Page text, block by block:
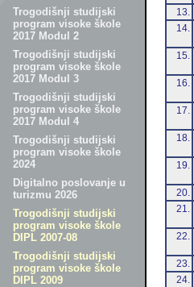
Trogodišnji studijski
program visoke škole
2017 Modul 2
Trogodišnji studijski
program visoke škole
2017 Modul 3
Trogodišnji studijski
program visoke škole
2017 Modul 4
Trogodišnji studijski
program visoke škole
2024
Digitalno poslovanje u
turizmu 2026
Trogodišnji studijski
program visoke škole
DIPL 2007-08
Trogodišnji studijski
program visoke škole
DIPL 2009
13.
14.
15.
16.
17.
18.
19.
20.
21.
22.
23.
24.